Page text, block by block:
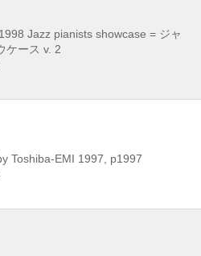
Jazz pianists showcase = ジャ
ケース v. 2
Toshiba-EMI 1997, p1997